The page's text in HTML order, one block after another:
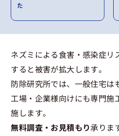
た
ネズミによる食害・感染症リ
すると被害が拡大します。
防除研究所では、一般住宅は
工場・企業様向けにも専門施
施します。
無料調査・お見積もり承りま